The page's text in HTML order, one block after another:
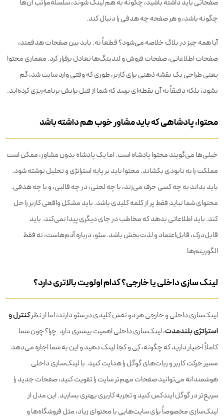
صفحاتی باید داشته باشید، چگونه به هم لینک شوند، سلسله‌مراتب آن‌ها
چگونه باشد، و هر صفحه چه هدفی را دنبال کند.
آیا همه چیز در بلاگ خلاصه می‌شود؟ قطعاً نه. باید بین صفحات هدفمند،
صفحات اطلاعاتی، صفحات فروش و لندینگ‌ها تعادل برقرار کرد. معماری محتوا
یعنی طراحی یک نقشه ذهنی برای کاربر، طوری که وقتی وارد سایت شد، گم
نشود، بلکه دقیقاً به آن نقطه‌ای برسد که شما از قبل برایش برنامه‌ریزی کرده‌اید.
محتوا، پادشاهی که باید مشاور خوب هم داشته باشد
خیلی‌ها می‌گویند محتوا پادشاه است. اما یک پادشاه بدون مشاور، ممکن است
مملکت را به نابودی بکشاند. محتوا باید بر پایه استراتژی و تحلیل نوشته شود.
باید بداند به چه کسی حرف می‌زند، با چه لحنی، در چه قالبی، و با چه هدفی.
محتوای شما نباید فقط پر از کلمه کلیدی باشد. باید مشکل واقعی کاربر را حل
کند. باید اطلاعاتی بدهد که مخاطب در جای دیگری پیدا نمی‌کند. باید
قابل‌درک، قابل‌اعتماد و لذت‌بخش باشد. سئو، درباره آدم‌هاست، نه فقط
الگوریتم‌ها.
لینک سازی داخلی یا خارجی؟ کدام اولویت بالاتری دارد؟
لینک‌سازی داخلی و خارجی هر دو نقش کلیدی در سئو دارند، اما از نظرکنترل و
استراتژی بلندمدت، لینک‌سازی داخلی اهمیت بیشتری دارد. چرا؟ چون شما
کاملاً اختیار دارید که چگونه، کِی و کجا لینک دهید و این به شما اجازه می‌دهد
مسیر حرکت کاربر و ربات‌های گوگل را هدایت کنید. با لینک‌سازی داخلی
هوشمندانه می‌توانید صفحات مهم‌تر سایت را تقویت کنید، صفحات جدید را
سریع‌تر در گوگل ایندکس کنید و تجربه کاربری بهتری بسازید. این مدل از
لینک‌سازی مخصوصاً برای سایت‌هایی با محتوای زیاد، مثل فروشگاه‌ها و